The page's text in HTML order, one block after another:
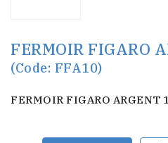
FERMOIR FIGARO
(Code: FFA10)
FERMOIR FIGARO ARGENT